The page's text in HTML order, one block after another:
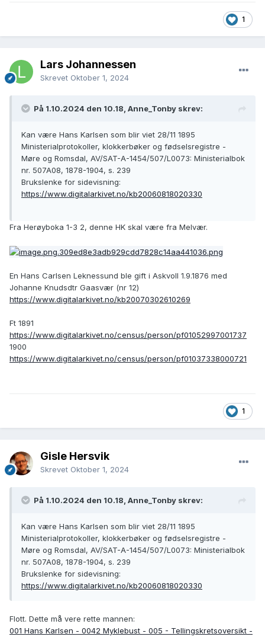
1
Lars Johannessen
Skrevet Oktober 1, 2024
På 1.10.2024 den 10.18, Anne_Tonby skrev:
Kan være Hans Karlsen som blir viet 28/11 1895
Ministerialprotokoller, klokkerbøker og fødselsregistre -
Møre og Romsdal, AV/SAT-A-1454/507/L0073: Ministerialbok
nr. 507A08, 1878-1904, s. 239
Brukslenke for sidevisning:
https://www.digitalarkivet.no/kb20060818020330
Fra Herøyboka 1-3 2, denne HK skal være fra Melvær.
En Hans Carlsen Leknessund ble gift i Askvoll 1.9.1876 med
Johanne Knudsdtr Gaasvær (nr 12)
https://www.digitalarkivet.no/kb20070302610269
Ft 1891
https://www.digitalarkivet.no/census/person/pf01052997001737
1900
https://www.digitalarkivet.no/census/person/pf01037338000721
1
Gisle Hersvik
Skrevet Oktober 1, 2024
På 1.10.2024 den 10.18, Anne_Tonby skrev:
Kan være Hans Karlsen som blir viet 28/11 1895
Ministerialprotokoller, klokkerbøker og fødselsregistre -
Møre og Romsdal, AV/SAT-A-1454/507/L0073: Ministerialbok
nr. 507A08, 1878-1904, s. 239
Brukslenke for sidevisning:
https://www.digitalarkivet.no/kb20060818020330
Flott. Dette må vere rette mannen:
001 Hans Karlsen - 0042 Myklebust - 005 - Tellingskretsoversikt -